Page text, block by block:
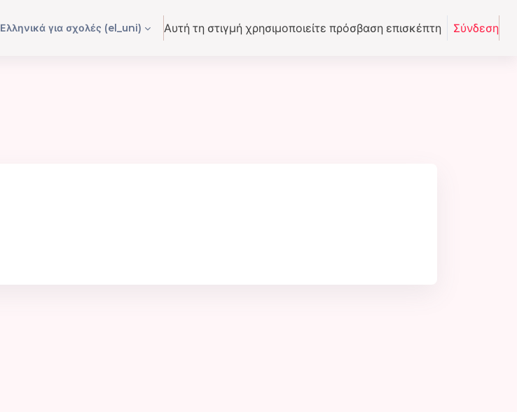
Ελληνικά για σχολές ‎(el_uni)‎ Αυτή τη στιγμή χρησιμοποιείτε πρόσβαση επισκέπτη Σύνδεση